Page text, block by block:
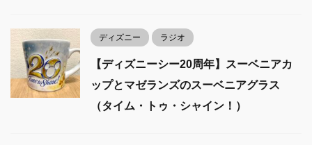
ディズニー ラジオ
【ディズニーシー20周年】スーベニアカ
ップとマゼランズのスーベニアグラス
（タイム・トゥ・シャイン！）